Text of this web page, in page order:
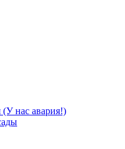
(У нас авария!)